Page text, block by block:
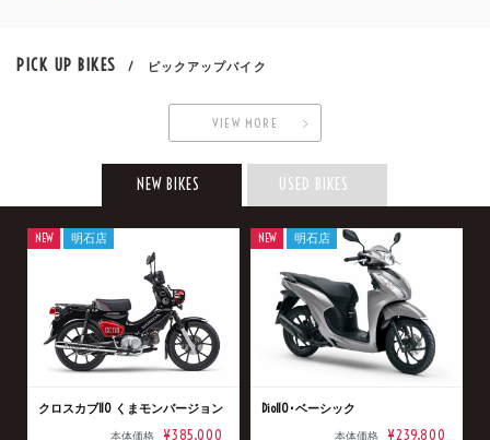
PICK UP BIKES / ピックアップバイク
VIEW MORE
NEW BIKES USED BIKES
クロスカブ110 くまモンバージョン
本体価格 ¥385,000
NEW 明石店
Dio110･ベーシック
本体価格 ¥239,800
NEW 明石店